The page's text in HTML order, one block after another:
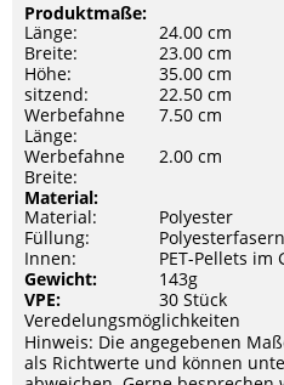
Produktmaße:
Länge:
24.00 cm
Breite:
23.00 cm
Höhe:
35.00 cm
sitzend:
22.50 cm
Werbefahne
Länge:
7.50 cm
Werbefahne
Breite:
2.00 cm
Material:
Material:
Polyester
Füllung:
Polyesterfasern
Innen:
PET-Pellets im
Gewicht:
143g
VPE:
30 Stück
Veredelungsmöglichkeiten
Hinweis: Die angegebenen
als Richtwerte und können